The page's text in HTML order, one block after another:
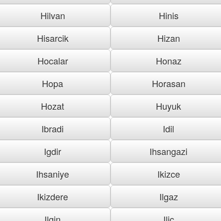
Hilvan
Hinis
Hisarcik
Hizan
Hocalar
Honaz
Hopa
Horasan
Hozat
Huyuk
Ibradi
Idil
Igdir
Ihsangazi
Ihsaniye
Ikizce
Ikizdere
Ilgaz